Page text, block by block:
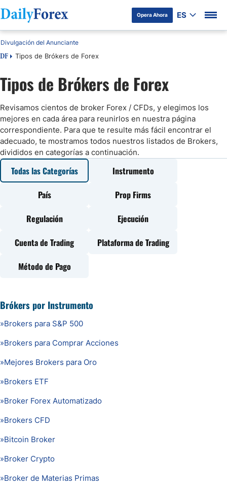
Opera Ahora ES
DF Tipos de Brókers de Forex
Divulgación del Anunciante
Tipos de Brókers de Forex
Revisamos cientos de broker Forex / CFDs, y elegimos los
mejores en cada área para reunirlos en nuestra página
correspondiente. Para que te resulte más fácil encontrar el
adecuado, te mostramos todos nuestros listados de Brokers,
divididos en categorías a continuación.
Todas las Categorías
Instrumento
País
Prop Firms
Regulación
Ejecución
Cuenta de Trading
Plataforma de Trading
Método de Pago
Brókers por Instrumento
»Brokers para S&P 500
»Brokers para Comprar Acciones
»Mejores Brokers para Oro
»Brokers ETF
»Broker Forex Automatizado
»Brokers CFD
»Bitcoin Broker
»Broker Crypto
»Broker de Materias Primas